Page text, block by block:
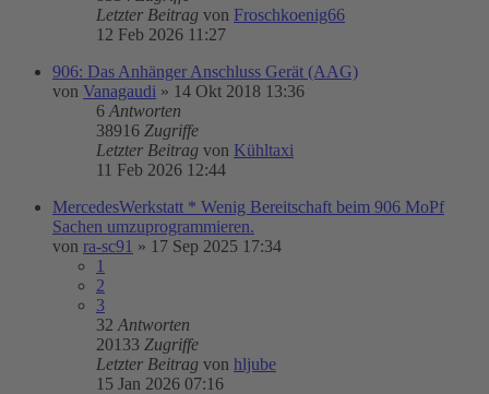
Letzter Beitrag von Froschkoenig66
12 Feb 2026 11:27
906: Das Anhänger Anschluss Gerät (AAG)
von Vanagaudi » 14 Okt 2018 13:36
6 Antworten
38916 Zugriffe
Letzter Beitrag von Kühltaxi
11 Feb 2026 12:44
MercedesWerkstatt * Wenig Bereitschaft beim 906 MoPf
Sachen umzuprogrammieren.
von ra-sc91 » 17 Sep 2025 17:34
1
2
3
32 Antworten
20133 Zugriffe
Letzter Beitrag von hljube
15 Jan 2026 07:16